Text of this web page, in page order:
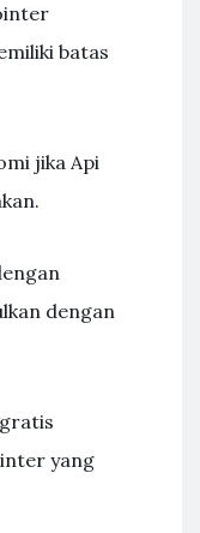
batas
jika Api
dengan
yang